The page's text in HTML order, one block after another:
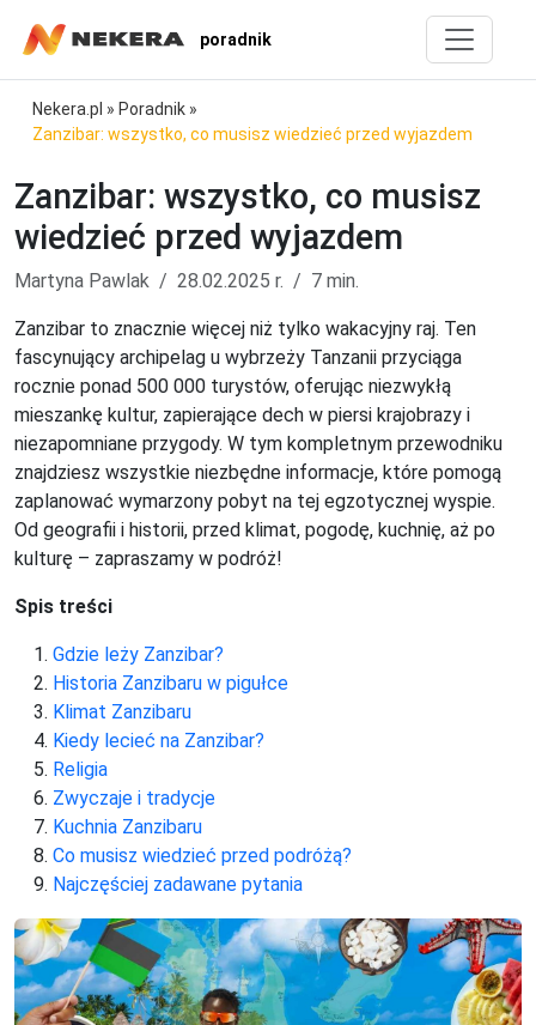
poradnik
Nekera.pl » Poradnik »
Zanzibar: wszystko, co musisz wiedzieć przed wyjazdem
Zanzibar: wszystko, co musisz
wiedzieć przed wyjazdem
Martyna Pawlak 28.02.2025 r. 7 min.
Zanzibar to znacznie więcej niż tylko wakacyjny raj. Ten
fascynujący archipelag u wybrzeży Tanzanii przyciąga
rocznie ponad 500 000 turystów, oferując niezwykłą
mieszankę kultur, zapierające dech w piersi krajobrazy i
niezapomniane przygody. W tym kompletnym przewodniku
znajdziesz wszystkie niezbędne informacje, które pomogą
zaplanować wymarzony pobyt na tej egzotycznej wyspie.
Od geografii i historii, przed klimat, pogodę, kuchnię, aż po
kulturę – zapraszamy w podróż!
Spis treści
Gdzie leży Zanzibar?
Historia Zanzibaru w pigułce
Klimat Zanzibaru
Kiedy lecieć na Zanzibar?
Religia
Zwyczaje i tradycje
Kuchnia Zanzibaru
Co musisz wiedzieć przed podróżą?
Najczęściej zadawane pytania